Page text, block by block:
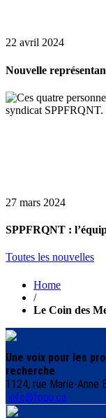
22 avril 2024
Nouvelle
27 mars 2024
SPPFRQNT :
Toutes les nouvelles
Home
/
Le Coin des
Une voix pour les
recherche
1124, rue Marie-Anne
info@fppu.ca